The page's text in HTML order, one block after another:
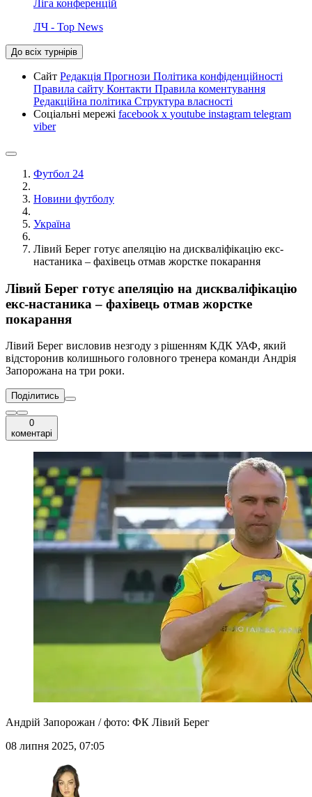
Ліга конференцій
ЛЧ - Top News
До всіх турнірів
Сайт Редакція Прогнози Політика конфіденційності
Правила сайту Контакти Правила коментування
Редакційна політика Структура власності
Соціальні мережі facebook x youtube instagram telegram
viber
Футбол 24
Новини футболу
Україна
Лівий Берег готує апеляцію на дискваліфікацію екс-
настаника – фахівець отмав жорстке покарання
Лівий Берег готує апеляцію на дискваліфікацію
екс-настаника – фахівець отмав жорстке
покарання
Лівий Берег висловив незгоду з рішенням КДК УАФ, який
відсторонив колишнього головного тренера команди Андрія
Запорожана на три роки.
Поділитись
0
коментарі
Андрій Запорожан / фото: ФК Лівий Берег
08 липня 2025, 07:05